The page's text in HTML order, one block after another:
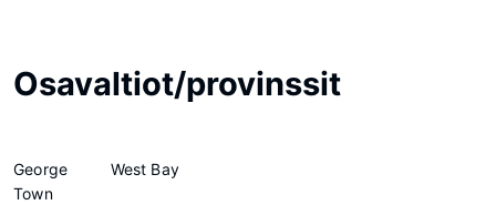
Osavaltiot/provinssit
George
Town
West Bay